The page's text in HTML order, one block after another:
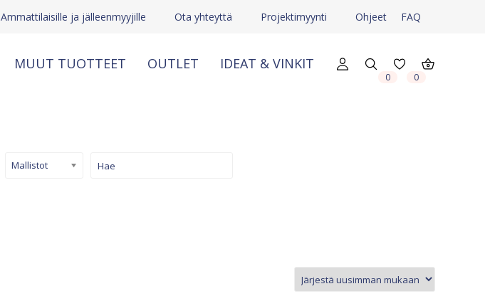
Ammattilaisille ja jälleenmyyjille Ota yhteyttä Projektimyynti Ohjeet FAQ
MUUT TUOTTEET OUTLET IDEAT & VINKIT
0 0
Mallistot